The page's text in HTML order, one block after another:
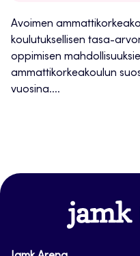
Avoimen
koulutuksellisen tasa-
oppimisen
ammattikorkeakoulun
vuosina....
www.jamk.fi